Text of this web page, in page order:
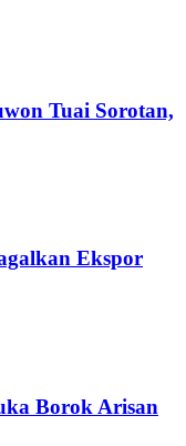
Tuai Sorotan,
Ekspor
Borok Arisan